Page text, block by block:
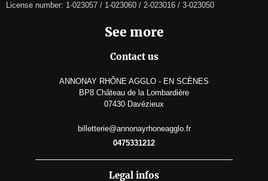
License number: 1-023057 / 1-023060 / 2-023016 / 3-023050
See more
Contact us
ANNONAY RHÔNE AGGLO - EN SCÈNES
BP8 Château de la Lombardière
07430 Davézieux
billetterie@annonayrhoneagglo.fr
0475331212
Legal infos